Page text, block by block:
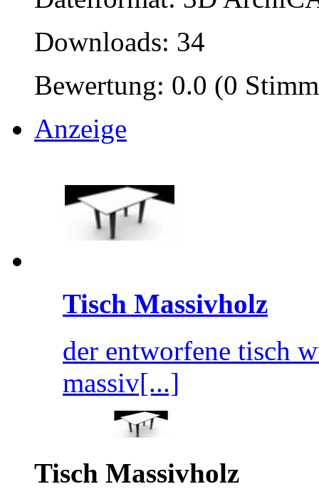
Downloads: 34
Bewertung: 0.0 (0
Anzeige
Tisch Massivholz
der entworfene tisch
massiv[...]
Tisch Massivholz